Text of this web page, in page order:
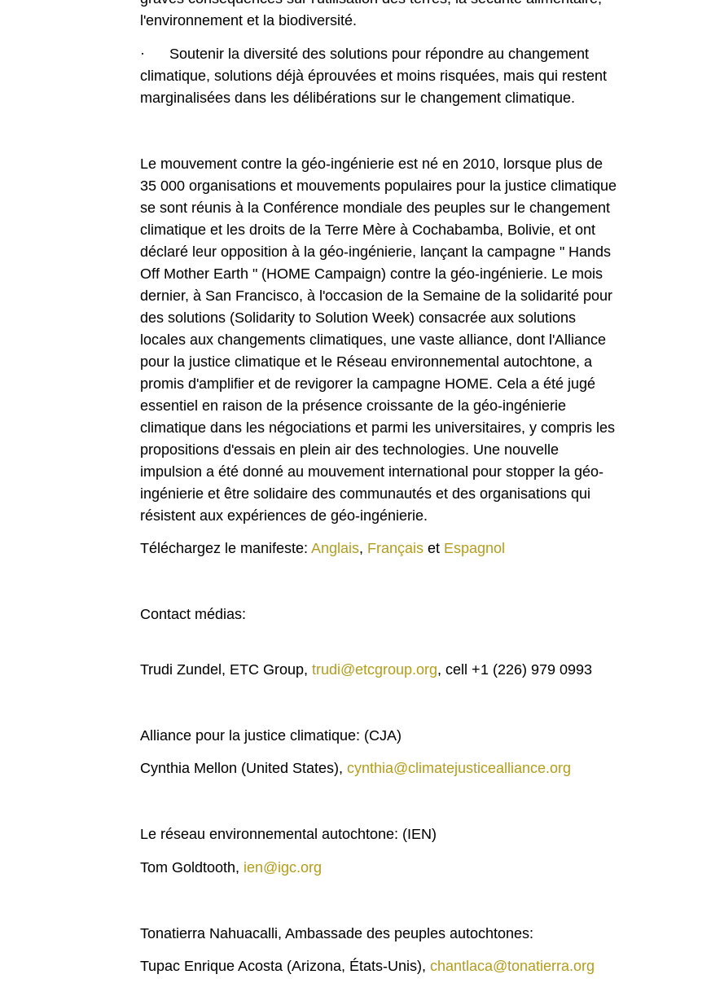
l'environnement et la biodiversité.
· Soutenir la diversité des solutions pour répondre au changement
climatique, solutions déjà éprouvées et moins risquées, mais qui restent
marginalisées dans les délibérations sur le changement climatique.
Le mouvement contre la géo-ingénierie est né en 2010, lorsque plus de
35 000 organisations et mouvements populaires pour la justice climatique
se sont réunis à la Conférence mondiale des peuples sur le changement
climatique et les droits de la Terre Mère à Cochabamba, Bolivie, et ont
déclaré leur opposition à la géo-ingénierie, lançant la campagne " Hands
Off Mother Earth " (HOME Campaign) contre la géo-ingénierie. Le mois
dernier, à San Francisco, à l'occasion de la Semaine de la solidarité pour
des solutions (Solidarity to Solution Week) consacrée aux solutions
locales aux changements climatiques, une vaste alliance, dont l'Alliance
pour la justice climatique et le Réseau environnemental autochtone, a
promis d'amplifier et de revigorer la campagne HOME. Cela a été jugé
essentiel en raison de la présence croissante de la géo-ingénierie
climatique dans les négociations et parmi les universitaires, y compris les
propositions d'essais en plein air des technologies. Une nouvelle
impulsion a été donné au mouvement international pour stopper la géo-
ingénierie et être solidaire des communautés et des organisations qui
résistent aux expériences de géo-ingénierie.
Téléchargez le manifeste: Anglais, Français et Espagnol
Contact médias:
Trudi Zundel, ETC Group, trudi@etcgroup.org, cell +1 (226) 979 0993
Alliance pour la justice climatique: (CJA)
Cynthia Mellon (United States), cynthia@climatejusticealliance.org
Le réseau environnemental autochtone: (IEN)
Tom Goldtooth, ien@igc.org
Tonatierra Nahuacalli, Ambassade des peuples autochtones:
Tupac Enrique Acosta (Arizona, États-Unis), chantlaca@tonatierra.org